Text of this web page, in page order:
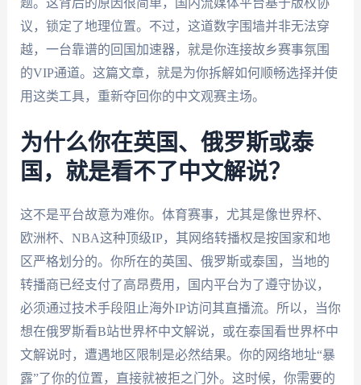
题。这背后的原因很简单，国内流媒体平台基于版权协
议，锁定了地理位置。不过，这道数字围墙并非无法穿
越，一台靠谱的回国加速器，就是你连接故乡赛事氛围
的VIP通道。这篇文章，就是为你拆解如何顺畅选择并使
用这类工具，重新夺回你的中文观赛主场。
为什么你在英国、俄罗斯或泰
国，就是看不了中文解说？
这不是平台故意为难你。体育赛事，尤其是像世界杯、
欧洲杯、NBA这种顶级IP，其网络转播权是按国家和地
区严格划分的。你所在的英国、俄罗斯或泰国，当地的
转播商已经支付了高昂费用，国内平台为了遵守协议，
必须通过技术手段阻止海外IP访问其直播流。所以，当你
想在俄罗斯看B站世界杯中文解说，或在泰国看世界杯中
文解说时，遭遇地区限制是必然结果。你的网络地址“暴
露”了你的位置，直接就被拒之门外。这时候，你需要的